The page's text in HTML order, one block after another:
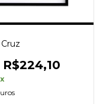
R$224,10